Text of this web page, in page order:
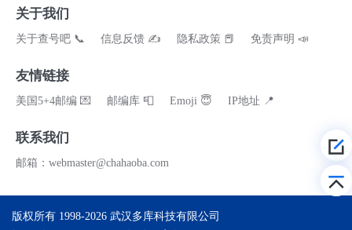
关于我们
关于查号吧 📞 信息反馈 ✍ 隐私政策 📕 免责声明 📣
友情链接
美国5+4邮编 💌 邮编库 📮 Emoji 😇 IP地址 📍
联系我们
邮箱：webmaster@chahaoba.com
版权所有 1998-2026 武汉多库科技有限公司